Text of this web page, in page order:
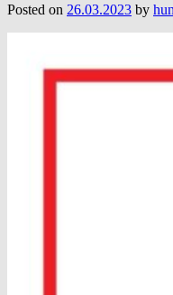
Posted on 26.03.2023 by